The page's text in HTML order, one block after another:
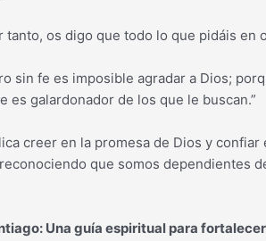
tanto, os digo que todo lo que pidáis
sin fe es imposible agradar a Dios;
es galardonador de los que le buscan.”
creer en la promesa de Dios y
que somos dependientes
Una guía espiritual para